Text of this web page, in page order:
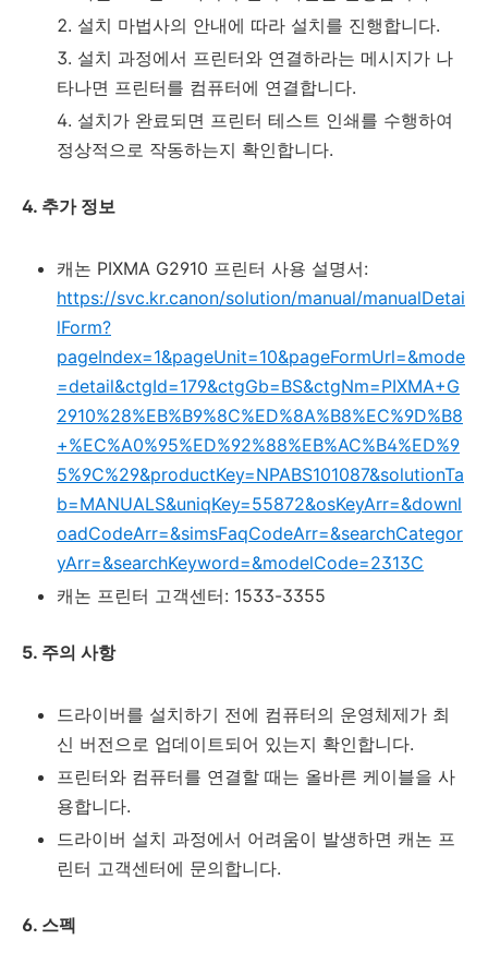
설치 마법사의 안내에 따라 설치를 진행합니다.
설치 과정에서 프린터와 연결하라는 메시지가 나
타나면 프린터를 컴퓨터에 연결합니다.
설치가 완료되면 프린터 테스트 인쇄를 수행하여
정상적으로 작동하는지 확인합니다.
4. 추가 정보
캐논 PIXMA G2910 프린터 사용 설명서:
https://svc.kr.canon/solution/manual/manualDetai
lForm?
pageIndex=1&pageUnit=10&pageFormUrl=&mode
=detail&ctgId=179&ctgGb=BS&ctgNm=PIXMA+G
2910%28%EB%B9%8C%ED%8A%B8%EC%9D%B8
+%EC%A0%95%ED%92%88%EB%AC%B4%ED%9
5%9C%29&productKey=NPABS101087&solutionTa
b=MANUALS&uniqKey=55872&osKeyArr=&downl
oadCodeArr=&simsFaqCodeArr=&searchCategor
yArr=&searchKeyword=&modelCode=2313C
캐논 프린터 고객센터: 1533-3355
5. 주의 사항
드라이버를 설치하기 전에 컴퓨터의 운영체제가 최
신 버전으로 업데이트되어 있는지 확인합니다.
프린터와 컴퓨터를 연결할 때는 올바른 케이블을 사
용합니다.
드라이버 설치 과정에서 어려움이 발생하면 캐논 프
린터 고객센터에 문의합니다.
6. 스펙